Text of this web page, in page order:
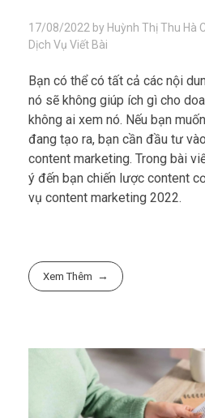
17/08/2022 by Huỳnh Thị Thu Hà
Dịch Vụ Viết Bài
Bạn có thể có tất cả các nội
nó sẽ không giúp ích gì cho
không ai xem nó. Nếu bạn
đang tạo ra, bạn cần đầu tư
content marketing. Trong bài
ý đến bạn chiến lược content
vụ content marketing 2022.
Xem Thêm